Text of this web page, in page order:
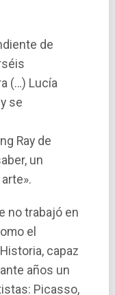
de
(…) Lucí­a
se
Ray de
un
no trabajó en
el
capaz
años un
Picasso,